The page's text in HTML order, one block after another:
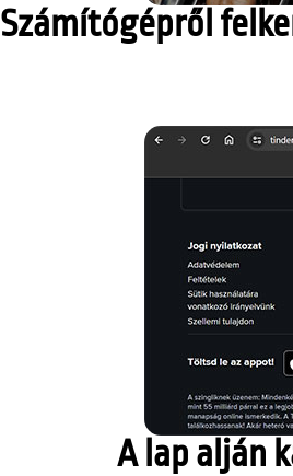
Számítógépről
A lap alján